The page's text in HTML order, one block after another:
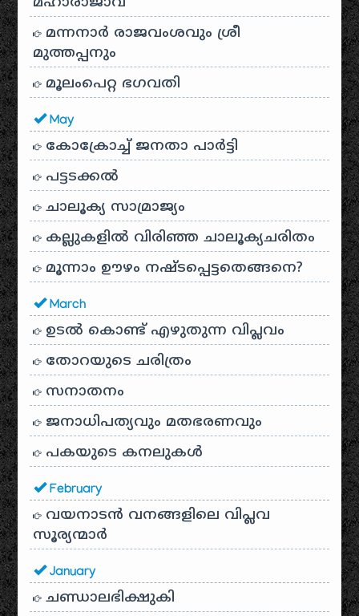
മന്നനാർ രാജവംശവും ശ്രീ
മുത്തപ്പനും
മൂലംപെറ്റ ഭഗവതി
May
കോക്രോച്ച് ജനതാ പാർട്ടി
പട്ടടക്കൽ
ചാലൂക്യ സാമ്രാജ്യം
കല്ലുകളിൽ വിരിഞ്ഞ ചാലൂക്യചരിതം
മൂന്നാം ഊഴം നഷ്ടപ്പെട്ടതെങ്ങനെ?
March
ഉടൽ കൊണ്ട് എഴുതുന്ന വിപ്ലവം
തോറയുടെ ചരിത്രം
സനാതനം
ജനാധിപത്യവും മതഭരണവും
പകയുടെ കനലുകൾ
February
വയനാടൻ വനങ്ങളിലെ വിപ്ലവ
സൂര്യന്മാർ
January
ചണ്ഡാലഭിക്ഷുകി